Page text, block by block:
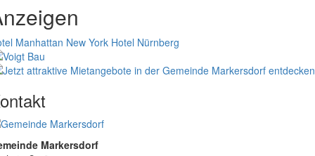
Manhattan New York Hotel Nürnberg
Markersdorf